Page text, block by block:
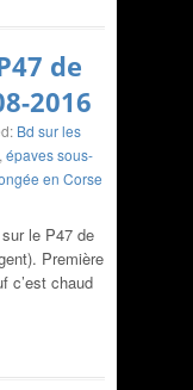
de
2016
Bd sur les
, épaves sous-
en Corse
le P47 de
Première
c’est chaud